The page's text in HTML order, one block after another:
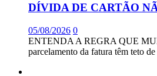
DÍVIDA DE CARTÃO
05/08/2026 0
ENTENDA A REGRA QUE
parcelamento da fatura têm teto de